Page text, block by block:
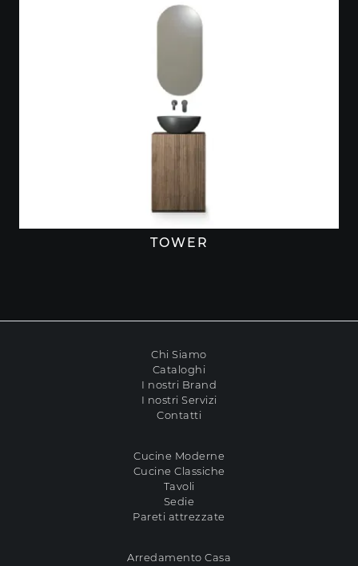
TOWER
Chi Siamo
Cataloghi
I nostri Brand
I nostri Servizi
Contatti
Cucine Moderne
Cucine Classiche
Tavoli
Sedie
Pareti attrezzate
Arredamento Casa